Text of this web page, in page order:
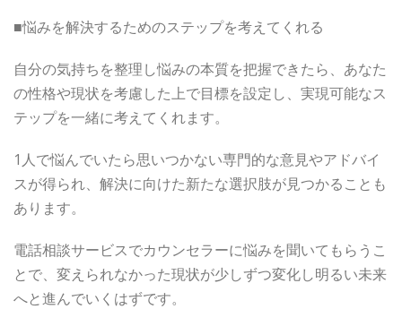
■悩みを解決するためのステップを考えてくれる
自分の気持ちを整理し悩みの本質を把握できたら、あなた
の性格や現状を考慮した上で目標を設定し、実現可能なス
テップを一緒に考えてくれます。
1人で悩んでいたら思いつかない専門的な意見やアドバイ
スが得られ、解決に向けた新たな選択肢が見つかることも
あります。
電話相談サービスでカウンセラーに悩みを聞いてもらうこ
とで、変えられなかった現状が少しずつ変化し明るい未来
へと進んでいくはずです。